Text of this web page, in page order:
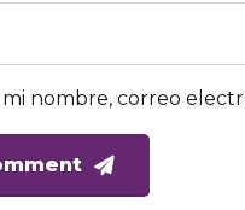
nombre, correo